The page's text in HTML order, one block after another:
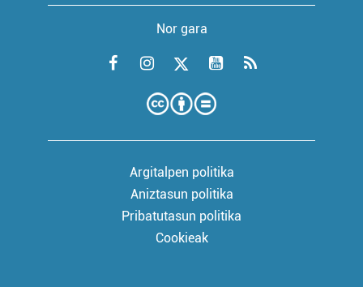
Nor gara
Argitalpen politika
Aniztasun politika
Pribatutasun politika
Cookieak